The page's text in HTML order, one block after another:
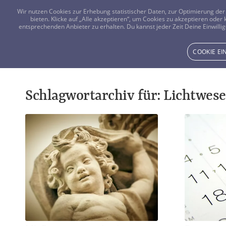
Schlagwortarchiv für:
Wir nutzen Cookies zur Erhebung statistischer Daten, zur Optimierung
bieten. Klicke auf „Alle akzeptieren“, um Cookies zu akzeptieren
entsprechenden Anbieter zu erhalten. Du kannst jeder Zeit Deine
COOKIE